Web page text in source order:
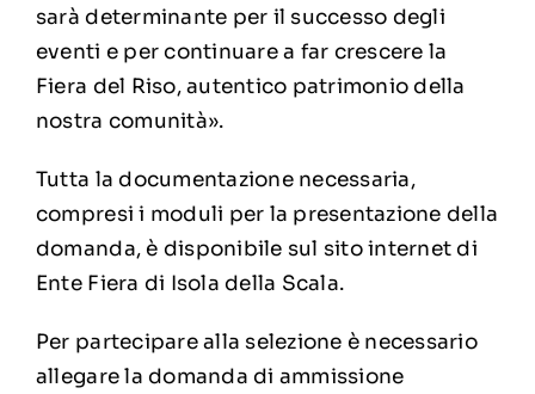
sarà determinante per il successo degli
eventi e per continuare a far crescere la
Fiera del Riso, autentico patrimonio della
nostra comunità».
Tutta la documentazione necessaria,
compresi i moduli per la presentazione della
domanda, è disponibile sul sito internet di
Ente Fiera di Isola della Scala.
Per partecipare alla selezione è necessario
allegare la domanda di ammissione